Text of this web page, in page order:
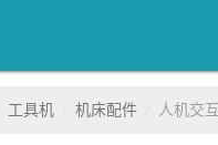
工具机 机床配件 人机交